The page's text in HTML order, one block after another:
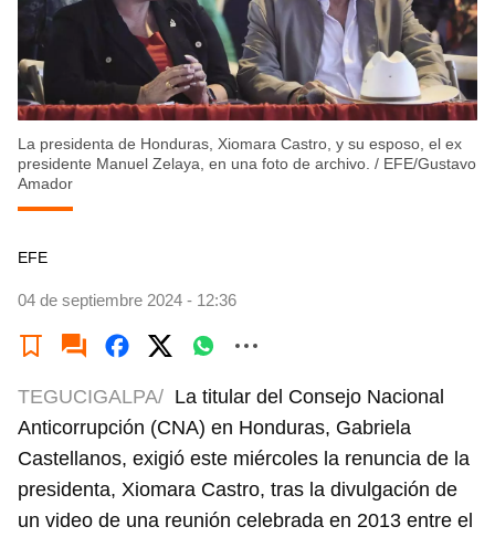
La presidenta de Honduras, Xiomara Castro, y su esposo, el ex
presidente Manuel Zelaya, en una foto de archivo. / EFE/Gustavo
Amador
EFE
04 de septiembre 2024 - 12:36
TEGUCIGALPA/ La titular del Consejo Nacional
Anticorrupción (CNA) en Honduras, Gabriela
Castellanos, exigió este miércoles la renuncia de la
presidenta, Xiomara Castro, tras la divulgación de
un video de una reunión celebrada en 2013 entre el